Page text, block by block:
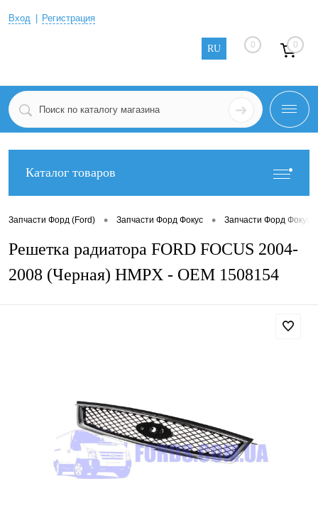
Вход Регистрация
RU 0 0
Каталог товаров
Запчасти Форд (Ford) • Запчасти Форд Фокус • Запчасти Форд Фокус 2
Решетка радиатора FORD FOCUS 2004-
2008 (Черная) HMPX - OEM 1508154